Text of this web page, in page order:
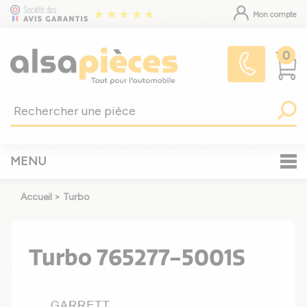
Mon compte
0
MENU
Accueil > Turbo
Turbo 765277-5001S